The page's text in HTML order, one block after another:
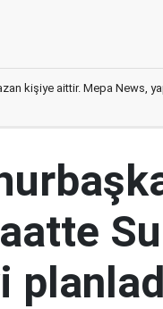
kişiye aittir. Mepa News,